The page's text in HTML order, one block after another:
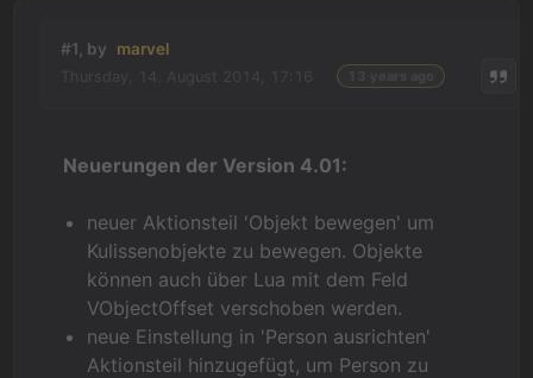
Learning
Forum
News & Stories
Downloads
#1, by marvel
Neuerungen der Version 4.01:
neuer Aktionsteil 'Objekt bewegen' um
Kulissenobjekte zu bewegen. Objekte
können auch über Lua mit dem Feld
VObjectOffset verschoben werden.
neue Einstellung in 'Person ausrichten'
Aktionsteil hinzugefügt, um Person zu